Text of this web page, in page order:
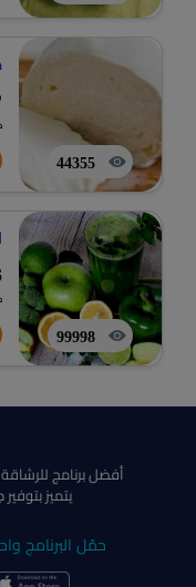
44355
99998
أفضل برنامج
يتميز
حمّل البرنامج